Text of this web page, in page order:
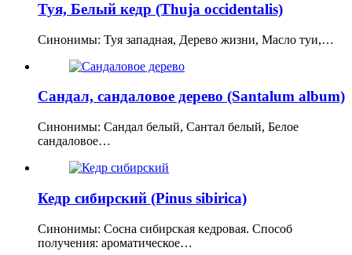
Туя, Белый кедр (Thuja occidentalis)
Синонимы: Туя западная, Дерево жизни, Масло туи,…
Сандал, сандаловое дерево (Santalum album)
Синонимы: Сандал белый, Сантал белый, Белое
сандаловое…
Кедр сибирский (Pinus sibirica)
Синонимы: Сосна сибирская кедровая. Способ
получения: ароматическое…